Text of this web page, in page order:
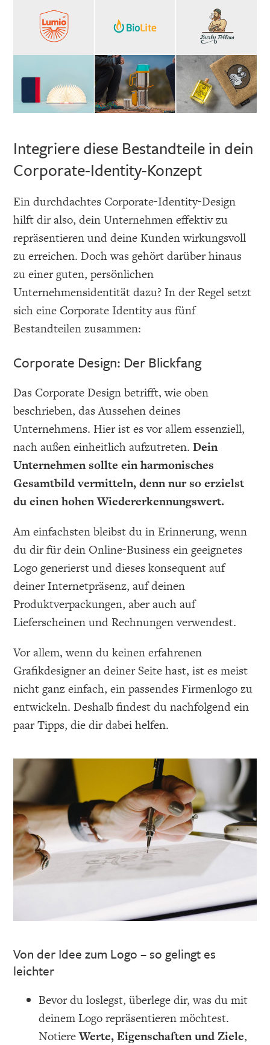
Integriere diese Bestandteile in dein
Corporate-Identity-Konzept
Ein durchdachtes Corporate-Identity-Design
hilft dir also, dein Unternehmen effektiv zu
repräsentieren und deine Kunden wirkungsvoll
zu erreichen. Doch was gehört darüber hinaus
zu einer guten, persönlichen
Unternehmensidentität dazu? In der Regel setzt
sich eine Corporate Identity aus fünf
Bestandteilen zusammen:
Corporate Design: Der Blickfang
Das Corporate Design betrifft, wie oben
beschrieben, das Aussehen deines
Unternehmens. Hier ist es vor allem essenziell,
nach außen einheitlich aufzutreten.Dein
Unternehmen sollte ein harmonisches
Gesamtbild vermitteln, denn nur so erzielst
du einen hohen Wiedererkennungswert.
Am einfachsten bleibst du in Erinnerung, wenn
du dir für dein Online-Business ein geeignetes
Logo generierst und dieses konsequent auf
deiner Internetpräsenz, auf deinen
Produktverpackungen, aber auch auf
Lieferscheinen und Rechnungen verwendest.
Vor allem, wenn du keinen erfahrenen
Grafikdesigner an deiner Seite hast, ist es meist
nicht ganz einfach, ein passendes Firmenlogo zu
entwickeln. Deshalb findest du nachfolgend ein
paar Tipps, die dir dabei helfen.
Von der Idee zum Logo – so gelingt es
leichter
Bevor du loslegst, überlege dir, was du mit
deinem Logo repräsentieren möchtest.
NotiereWerte, Eigenschaften und Ziele,